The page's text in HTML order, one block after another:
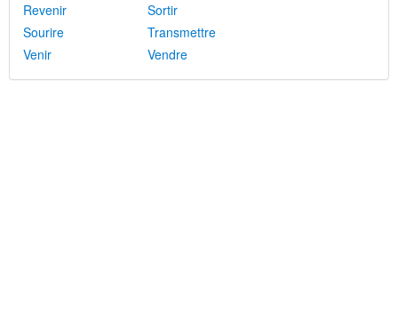
Revenir
Sortir
Sourire
Transmettre
Venir
Vendre